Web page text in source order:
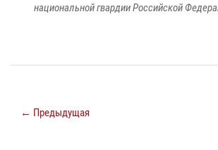
национальной гвардии Российской
← Предыдущая